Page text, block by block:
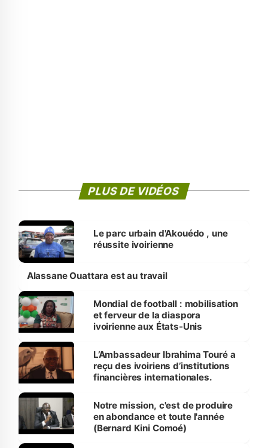
PLUS DE VIDÉOS
Le parc urbain d'Akouédo , une
réussite ivoirienne
Alassane Ouattara est au travail
Mondial de football : mobilisation
et ferveur de la diaspora
ivoirienne aux États-Unis
L’Ambassadeur Ibrahima Touré a
reçu des ivoiriens d’institutions
financières internationales.
Notre mission, c'est de produire
en abondance et toute l'année
(Bernard Kini Comoé)